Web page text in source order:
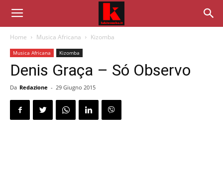
Home Musica Africana Kizomba
Musica Africana Kizomba
Denis Graça – Só Observo
Da Redazione - 29 Giugno 2015